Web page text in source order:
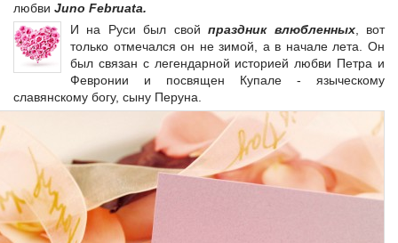
любви Juno Februata.
И на Руси был свойпраздник влюбленных, вот
только отмечался он не зимой, а в начале лета. Он
был связан с легендарной историей любви Петра и
Февронии и посвящен Купале - языческому
славянскому богу, сыну Перуна.